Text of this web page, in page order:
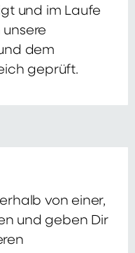
und im Laufe
dem
geprüft.
von einer,
und geben Dir